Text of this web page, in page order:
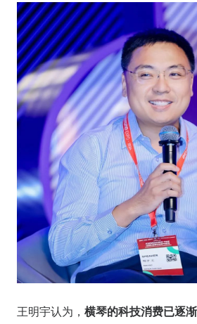
王明宇认为， 横琴的科技消费已逐